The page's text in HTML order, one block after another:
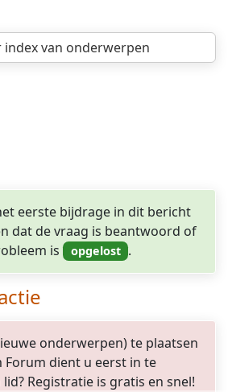
indexvan onderwerpen
eerste bijdrage in dit bericht
dat de vraag is beantwoord of
is
.
onderwerpen) te plaatsen
Forum dient u eerst in te
Registratie is gratis en snel!